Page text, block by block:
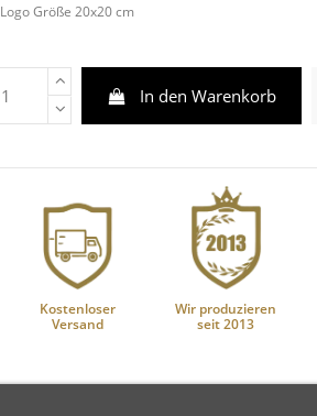
Logo Größe 20x20 cm
In den Warenkorb
Kostenloser
Versand
Wir produzieren
seit 2013